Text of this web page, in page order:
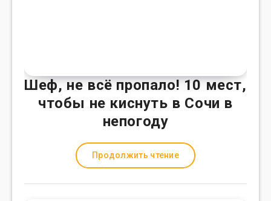
Шеф, не всё пропало! 10 мест,
чтобы не киснуть в Сочи в
непогоду
Продолжить чтение